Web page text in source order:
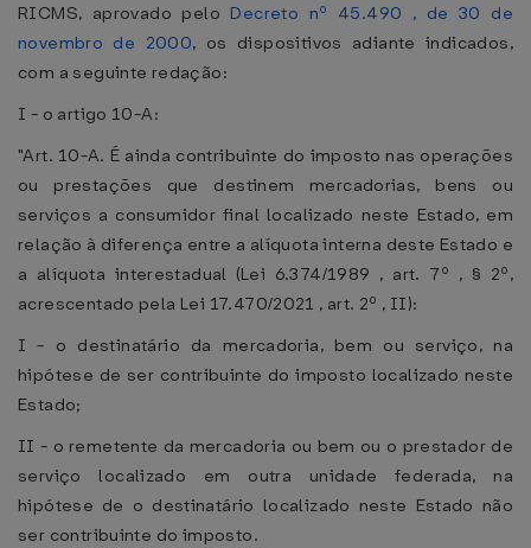
RICMS, aprovado pelo Decreto nº 45.490 , de 30 de
novembro de 2000, os dispositivos adiante indicados,
com a seguinte redação:
I - o artigo 10-A:
"Art. 10-A. É ainda contribuinte do imposto nas operações
ou prestações que destinem mercadorias, bens ou
serviços a consumidor final localizado neste Estado, em
relação à diferença entre a alíquota interna deste Estado e
a alíquota interestadual (Lei 6.374/1989 , art. 7º , § 2º,
acrescentado pela Lei 17.470/2021 , art. 2º , II):
I - o destinatário da mercadoria, bem ou serviço, na
hipótese de ser contribuinte do imposto localizado neste
Estado;
II - o remetente da mercadoria ou bem ou o prestador de
serviço localizado em outra unidade federada, na
hipótese de o destinatário localizado neste Estado não
ser contribuinte do imposto.